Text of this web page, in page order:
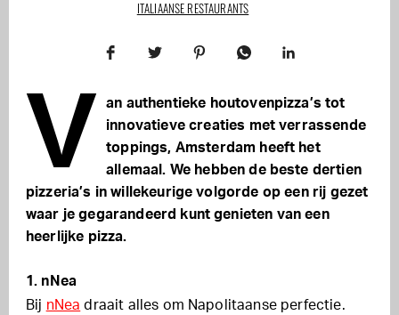
ITALIAANSE RESTAURANTS
V
an authentieke houtovenpizza’s tot
innovatieve creaties met verrassende
toppings, Amsterdam heeft het
allemaal. We hebben de beste dertien
pizzeria’s in willekeurige volgorde op een rij gezet
waar je gegarandeerd kunt genieten van een
heerlijke pizza.
1. nNea
Bij nNea draait alles om Napolitaanse perfectie.